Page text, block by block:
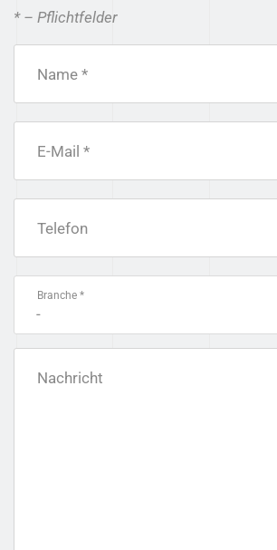
* – Pflichtfelder
Name *
E-Mail *
Telefon
Branche *
-
Nachricht